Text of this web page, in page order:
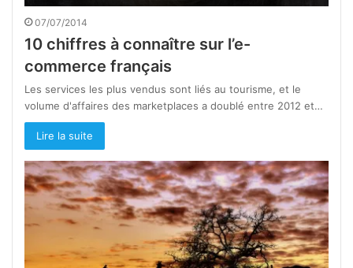
07/07/2014
10 chiffres à connaître sur l’e-
commerce français
Les services les plus vendus sont liés au tourisme, et le
volume d'affaires des marketplaces a doublé entre 2012 et…
Lire la suite